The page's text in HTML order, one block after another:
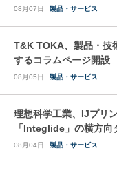
08月07日 製品・サービス
T&K TOKA、製品・技
するコラムページ開設
08月05日 製品・サービス
理想科学工業、IJプリ
「Integlide」の横方
08月04日 製品・サービス